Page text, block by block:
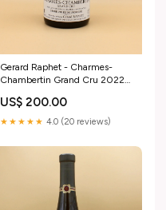
Gerard Raphet - Charmes-
Chambertin Grand Cru 2022
US$ 200.00
★★★★★ 4.0 (20 reviews)